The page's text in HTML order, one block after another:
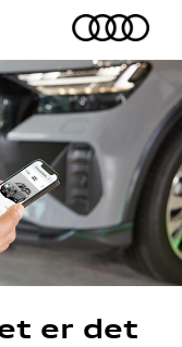
Audi
er det